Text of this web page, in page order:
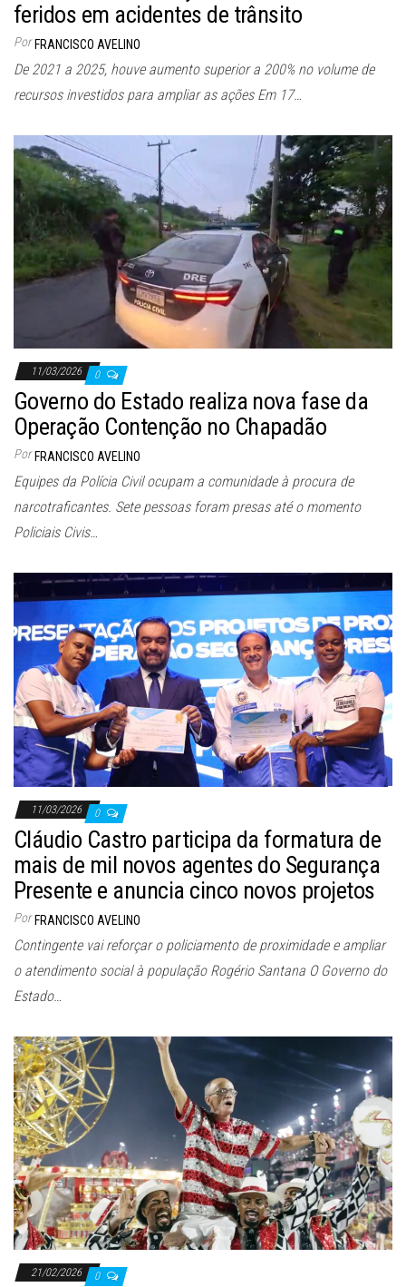
feridos em acidentes de trânsito
Por FRANCISCO AVELINO
De 2021 a 2025, houve aumento superior a 200% no volume de
recursos investidos para ampliar as ações Em 17…
11/03/2026 0
Governo do Estado realiza nova fase da
Operação Contenção no Chapadão
Por FRANCISCO AVELINO
Equipes da Polícia Civil ocupam a comunidade à procura de
narcotraficantes. Sete pessoas foram presas até o momento
Policiais Civis…
11/03/2026 0
Cláudio Castro participa da formatura de
mais de mil novos agentes do Segurança
Presente e anuncia cinco novos projetos
Por FRANCISCO AVELINO
Contingente vai reforçar o policiamento de proximidade e ampliar
o atendimento social à população Rogério Santana O Governo do
Estado…
21/02/2026 0